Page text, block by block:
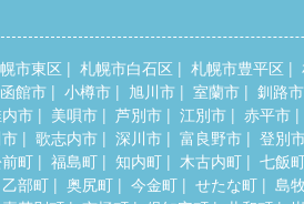
市東区 札幌市白石区 札幌市豊平区
函館市 小樽市 旭川市 室蘭市
釧路市
市 美唄市 芦別市 江別市
赤平市
歌志内市 深川市 富良野市
登別
町 福島町 知内町 木古内町
七飯
乙部町 奥尻町 今金町 せたな町
島